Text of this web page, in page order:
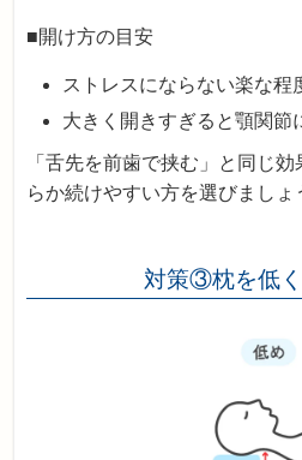
■開け方の目安
ストレスにならない楽な程
大きく開きすぎると顎関節
「舌先を前歯で挟む」と同じ
らか続けやすい方を選びましょ
対策③枕を低